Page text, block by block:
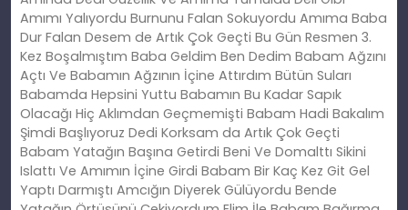
Amımı Yalıyordu Burnunu Falan Sokuyordu Amıma Baba
Dur Falan Desem de Artık Çok Geçti Bu Gün Resmen 3.
Kez Boşalmıştım Baba Geldim Ben Dedim Babam Ağzını
Açtı Ve Babamın Ağzının İçine Attırdım Bütün Suları
Babamda Hepsini Yuttu Babamın Bu Kadar Sapık
Olacağı Hiç Aklımdan Geçmemişti Babam Hadi Bakalım
Şimdi Başlıyoruz Dedi Korksam da Artık Çok Geçti
Babam Yatağın Başına Getirdi Beni Ve Domalttı Sikini
Islattı Ve Amımın İçine Girdi Babam Bir Kaç Kez Git Gel
Yaptı Darmıştı Amcığın Diyerek Gülüyordu Bende